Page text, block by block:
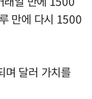
만에 다시 1500
며 달러 가치를